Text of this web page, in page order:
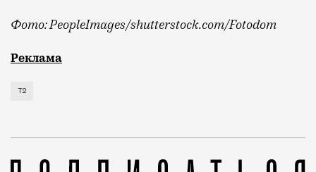
Фото: PeopleImages/shutterstock.com/Fotodom
Мобильный оператор Т2 изучил модели интернет-
Реклама
Т2